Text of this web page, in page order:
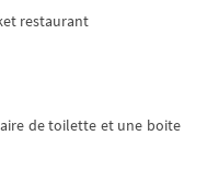
restaurant
de toilette et une boite